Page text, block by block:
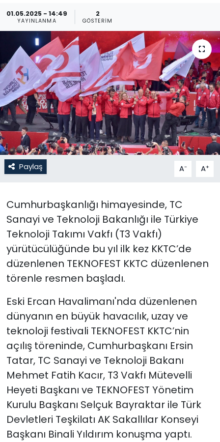
01.05.2025 - 14:49
YAYINLANMA
2
GÖSTERIM
Paylaş A- A+
Cumhurbaşkanlığı himayesinde, TC
Sanayi ve Teknoloji Bakanlığı ile Türkiye
Teknoloji Takımı Vakfı (T3 Vakfı)
yürütücülüğünde bu yıl ilk kez KKTC’de
düzenlenen TEKNOFEST KKTC düzenlenen
törenle resmen başladı.
Eski Ercan Havalimanı'nda düzenlenen
dünyanın en büyük havacılık, uzay ve
teknoloji festivali TEKNOFEST KKTC’nin
açılış töreninde, Cumhurbaşkanı Ersin
Tatar, TC Sanayi ve Teknoloji Bakanı
Mehmet Fatih Kacır, T3 Vakfı Mütevelli
Heyeti Başkanı ve TEKNOFEST Yönetim
Kurulu Başkanı Selçuk Bayraktar ile Türk
Devletleri Teşkilatı AK Sakallılar Konseyi
Başkanı Binali Yıldırım konuşma yaptı.
KKTC YEREL SEÇİM 2018
Kültür Sanat
Magazin
Moda
Nöbetçi Eczaneler
Otomobil Dünyası
Politika
Spor
Teknoloji
TÜRKiYE
YAŞAM
Yazarlar